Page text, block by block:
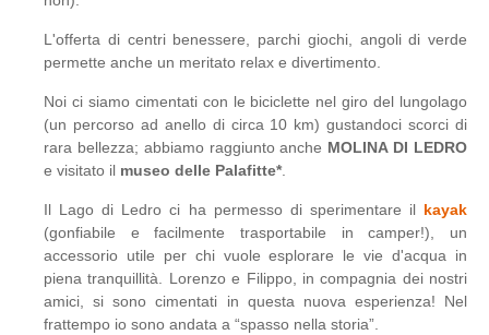
L'offerta di centri benessere, parchi giochi, angoli di verde
permette anche un meritato relax e divertimento.
Noi ci siamo cimentati con le biciclette nel giro del lungolago
(un percorso ad anello di circa 10 km) gustandoci scorci di
rara bellezza; abbiamo raggiunto anche MOLINA DI LEDRO
e visitato il museo delle Palafitte*.
Il Lago di Ledro ci ha permesso di sperimentare il kayak
(gonfiabile e facilmente trasportabile in camper!), un
accessorio utile per chi vuole esplorare le vie d'acqua in
piena tranquillità. Lorenzo e Filippo, in compagnia dei nostri
amici, si sono cimentati in questa nuova esperienza! Nel
frattempo io sono andata a “spasso nella storia”.